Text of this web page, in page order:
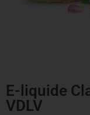
E-liquide
VDLV